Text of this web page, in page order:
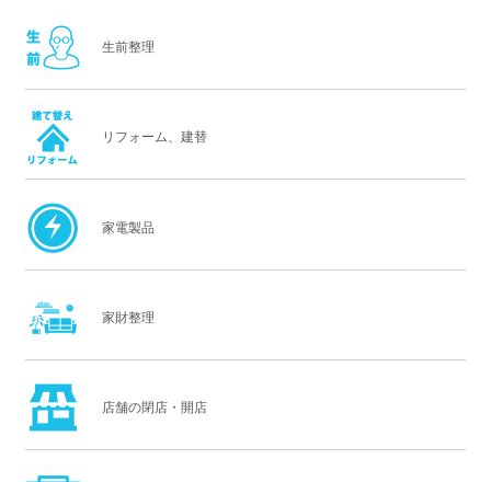
生前整理
リフォーム、建替
家電製品
家財整理
店舗の閉店・開店